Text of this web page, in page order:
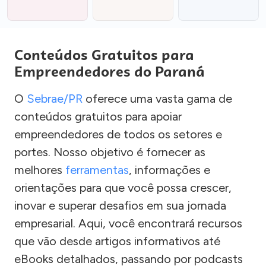
Conteúdos Gratuitos para
Empreendedores do Paraná
O Sebrae/PR oferece uma vasta gama de
conteúdos gratuitos para apoiar
empreendedores de todos os setores e
portes. Nosso objetivo é fornecer as
melhores ferramentas, informações e
orientações para que você possa crescer,
inovar e superar desafios em sua jornada
empresarial. Aqui, você encontrará recursos
que vão desde artigos informativos até
eBooks detalhados, passando por podcasts